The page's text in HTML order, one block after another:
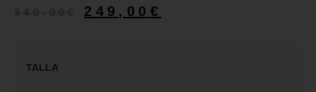
249,00 €
TALLA